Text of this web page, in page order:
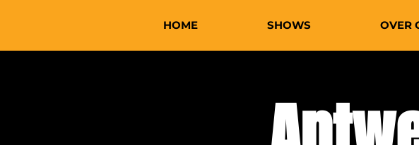
HOME SHOWS OVER